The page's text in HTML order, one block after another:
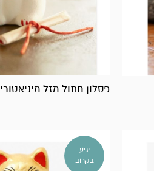
פסלון חתול מזל מיניאטורי 4.5ס"מ
יגיע
בקרוב